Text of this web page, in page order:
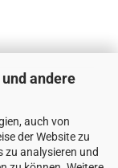
andere
auch von
der Website zu
zu analysieren und